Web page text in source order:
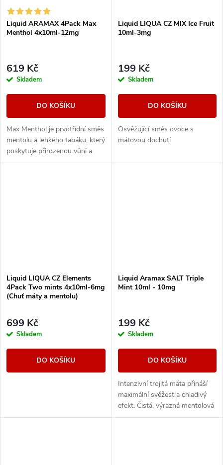
Liquid ARAMAX 4Pack Max
Menthol 4x10ml-12mg
619 Kč
Skladem
DO KOŠÍKU
Max Menthol je prvotřídní směs
mentolu a lehkého tabáku, který
poskytuje přirozenou vůni a
maximální osvěžení.
Liquid LIQUA CZ MIX Ice Fruit
10ml-3mg
199 Kč
Skladem
DO KOŠÍKU
Osvěžující směs ovoce s
mátovou dochutí
Liquid LIQUA CZ Elements
4Pack Two mints 4x10ml-6mg
(Chuť máty a mentolu)
699 Kč
Skladem
DO KOŠÍKU
Liquid Aramax SALT Triple
Mint 10ml - 10mg
199 Kč
Skladem
DO KOŠÍKU
Intenzivní trojitá máta přináší
maximální svěžest a chladivý
efekt. Čistá, výrazná mentolová
chuť pro milovníky silného